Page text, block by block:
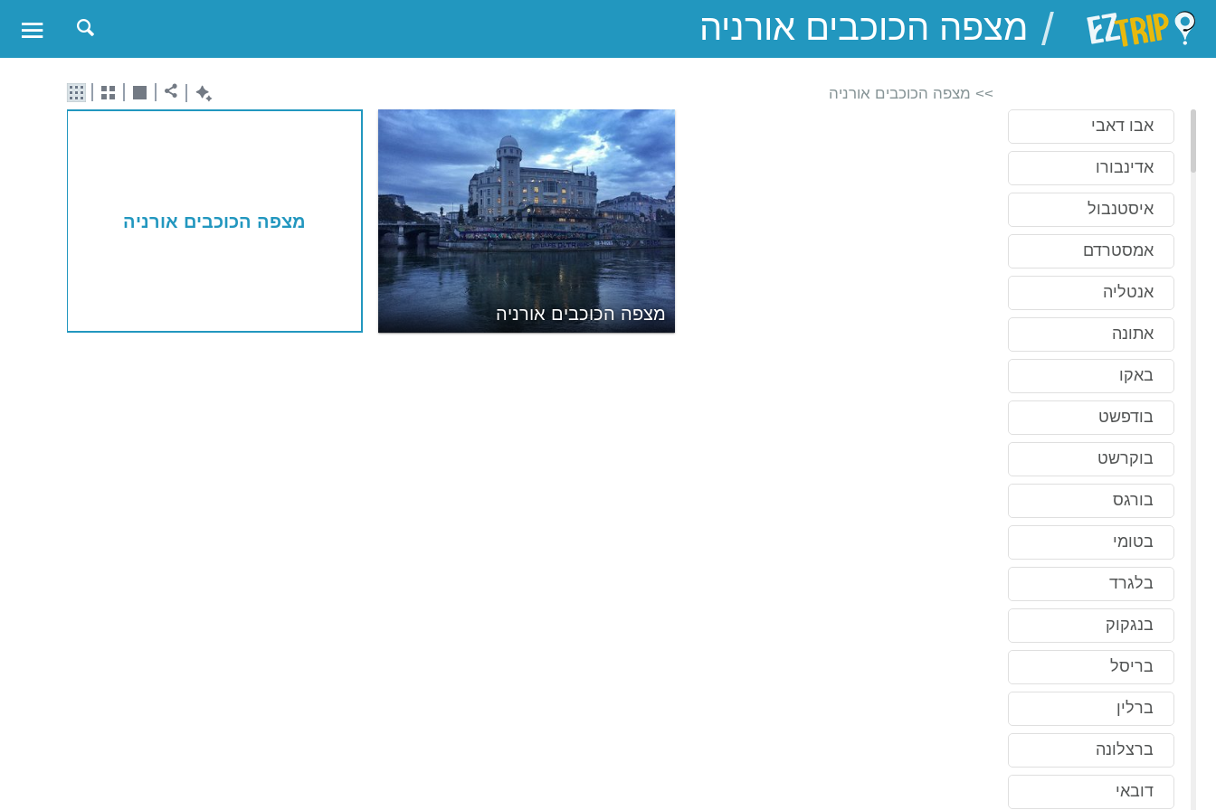
EZTrip
/
אבו דאבי
אדינבורו
איסטנבול
אמסטרדם
אנטליה
אתונה
באקו
בודפשט
בוקרשט
בורגס
בטומי
בלגרד
בנגקוק
בריסל
ברלין
ברצלונה
דובאי
>> מצפה הכוכבים אורניה
מצפה הכוכבים אורניה
מצפה הכוכבים אורניה